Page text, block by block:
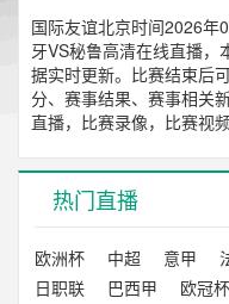
国际友谊北京时间2026年
牙VS秘鲁高清在线直播，
据实时更新。比赛结束后
分、赛事结果、赛事相关
直播，比赛录像，比赛视
热门直播
欧洲杯 中超 意甲
日职联
巴西甲 欧冠杯